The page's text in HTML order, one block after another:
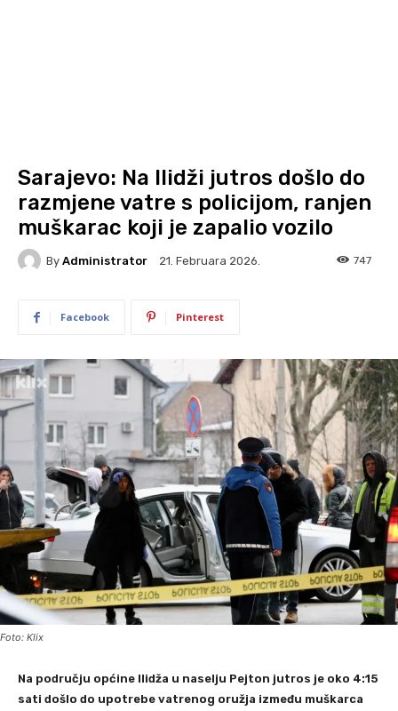
Sarajevo: Na Ilidži jutros došlo do
razmjene vatre s policijom, ranjen
muškarac koji je zapalio vozilo
By Administrator 21. Februara 2026. 747
Facebook Pinterest
Foto: Klix
Na području općine Ilidža u naselju Pejton jutros je oko 4:15
sati došlo do upotrebe vatrenog oružja između muškarca